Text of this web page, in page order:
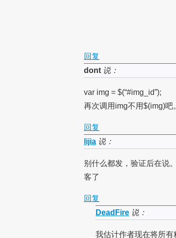
回复
dont 说：
var img = $(“#img_id”);
再次调用img不用$(img)吧
回复
lijia 说：
别什么都发，验证后在说
客了
回复
DeadFire 说：
我估计作者现在将所有